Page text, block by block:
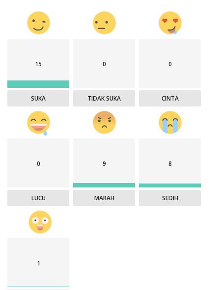
15
SUKA
0
TIDAK SUKA
0
CINTA
0
LUCU
9
MARAH
8
SEDIH
1